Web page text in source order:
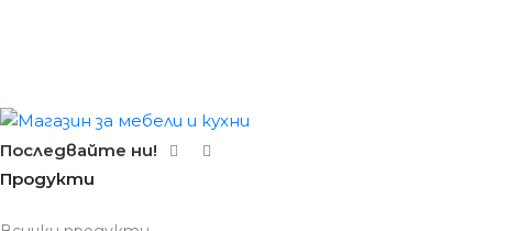
Последвайте ни!
Продукти